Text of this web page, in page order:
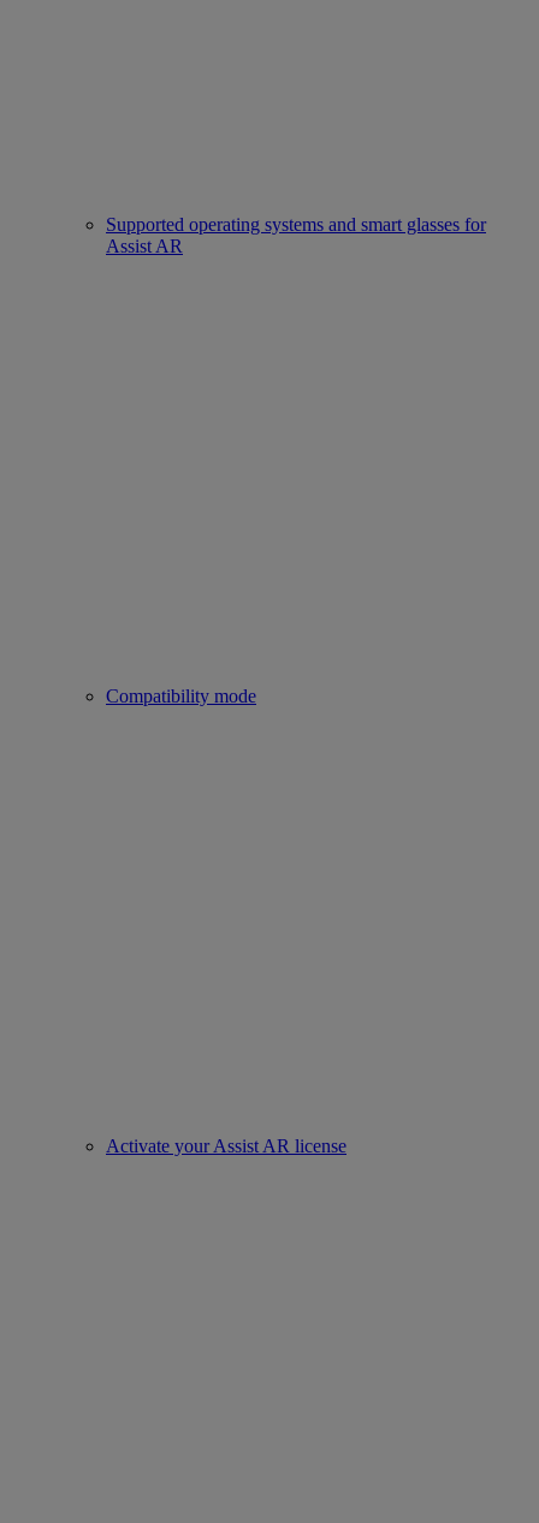
Supported operating systems and smart glasses for
Assist AR
Compatibility mode
Activate your Assist AR license